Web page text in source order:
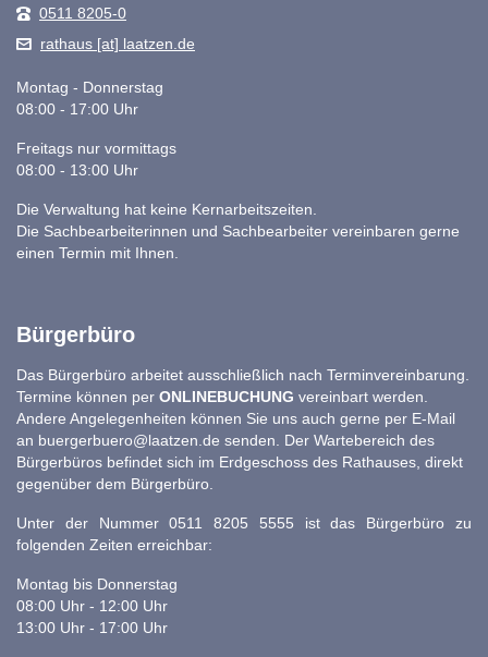
0511 8205-0
rathaus [at] laatzen.de
Montag - Donnerstag
08:00 - 17:00 Uhr
Freitags nur vormittags
08:00 - 13:00 Uhr
Die Verwaltung hat keine Kernarbeitszeiten.
Die Sachbearbeiterinnen und Sachbearbeiter vereinbaren gerne
einen Termin mit Ihnen.
Bürgerbüro
Das Bürgerbüro arbeitet ausschließlich nach Terminvereinbarung.
Termine können per ONLINEBUCHUNG vereinbart werden.
Andere Angelegenheiten können Sie uns auch gerne per E-Mail
an buergerbuero@laatzen.de senden. Der Wartebereich des
Bürgerbüros befindet sich im Erdgeschoss des Rathauses, direkt
gegenüber dem Bürgerbüro.
Unter der Nummer 0511 8205 5555 ist das Bürgerbüro zu
folgenden Zeiten erreichbar:
Montag bis Donnerstag
08:00 Uhr - 12:00 Uhr
13:00 Uhr - 17:00 Uhr